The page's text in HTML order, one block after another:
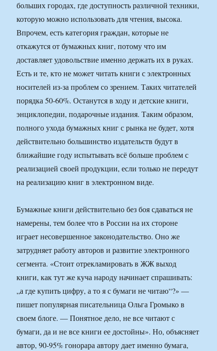
больших городах, где доступность различной техники,
которую можно использовать для чтения, высока.
Впрочем, есть категория граждан, которые не
откажутся от бумажных книг, потому что им
доставляет удовольствие именно держать их в руках.
Есть и те, кто не может читать книги с электронных
носителей из-за проблем со зрением. Таких читателей
порядка 50-60%. Останутся в ходу и детские книги,
энциклопедии, подарочные издания. Таким образом,
полного ухода бумажных книг с рынка не будет, хотя
действительно большинство издательств будут в
ближайшие году испытывать всё больше проблем с
реализацией своей продукции, если только не передут
на реализацию книг в электронном виде.
Бумажные книги действительно без боя сдаваться не
намерены, тем более что в России на их стороне
играет несовершенное законодательство. Оно же
затрудняет работу авторов и развитие электронного
сегмента. «Стоит отрекламировать в ЖЖ выход
книги, как тут же куча народу начинает спрашивать:
„а где купить цифру, а то я с бумаги не читаю“?» —
пишет популярная писательница Ольга Громыко в
своем блоге. — Понятное дело, не все читают с
бумаги, да и не все книги ее достойны». Но, объясняет
автор, 90-95% гонорара автору дает именно бумага,